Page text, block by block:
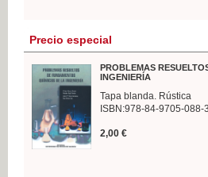
Precio especial
PROBLEMAS
INGENIERÍA
Tapa blanda. Rústica
ISBN:978-84-9705-088-3
2,00 €